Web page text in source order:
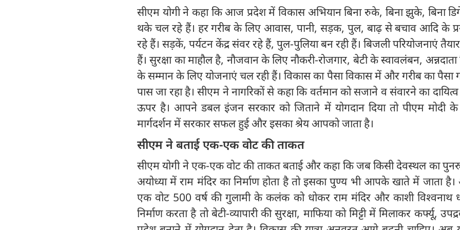
सीएम योगी ने कहा कि आज प्रदेश में विकास अभियान बिना रुके, बिना झुके, बिना
थके चल रहे हैं। हर गरीब के लिए आवास, पानी, सड़क, पुल, बाढ़ से बचाव आदि के
रहे हैं। सड़कें, पर्यटन केंद्र संवर रहे हैं, पुल-पुलिया बन रही हैं। बिजली परियोजनाएं तैयार
हैं। सुरक्षा का माहौल है, नौजवान के लिए नौकरी-रोजगार, बेटी के स्वावलंबन,
के सम्मान के लिए योजनाएं चल रही हैं। विकास का पैसा विकास में और गरीब का पैसा
पास जा रहा है। सीएम ने नागरिकों से कहा कि वर्तमान को सजाने व संवारने का
ऊपर है। आपने डबल इंजन सरकार को जिताने में योगदान दिया तो पीएम मोदी के
मार्गदर्शन में सरकार सफल हुई और इसका श्रेय आपको जाता है।
सीएम ने बताई एक-एक वोट की ताकत
सीएम योगी ने एक-एक वोट की ताकत बताई और कहा कि जब किसी देवस्थल का
अयोध्या में राम मंदिर का निर्माण होता है तो इसका पुण्य भी आपके खाते में जाता
एक वोट 500 वर्ष की गुलामी के कलंक को धोकर राम मंदिर और काशी विश्वनाथ
निर्माण करता है तो बेटी-व्यापारी की सुरक्षा, माफिया को मिट्टी में मिलाकर कर्फ्यू,